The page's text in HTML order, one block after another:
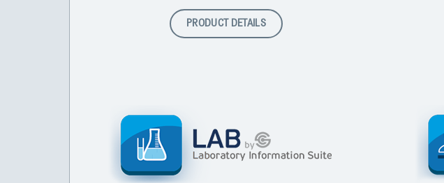
PRODUCT DETAILS